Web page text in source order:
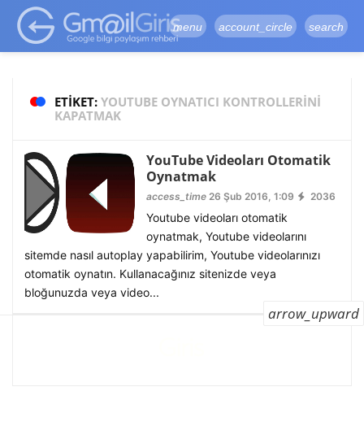
google-site-
verification=vqSI0upH550kabR5X8xpjMYieaXmuBueYgCJBW3uetM
menu account_circle search
ETIKET: YOUTUBE OYNATICI KONTROLLERINI
KAPATMAK
YouTube Videoları Otomatik
Oynatmak
access_time26 Şub 2016, 1:09 2036
Youtube videoları otomatik
oynatmak, Youtube videolarını
sitemde nasıl autoplay yapabilirim, Youtube videolarınızı
otomatik oynatın. Kullanacağınız sitenizde veya
bloğunuzda veya video...
arrow_upward